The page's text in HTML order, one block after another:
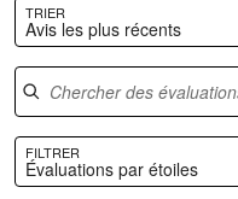
TRIER
Avis les plus récents
Chercher des évaluations
FILTRER
Évaluations par étoiles